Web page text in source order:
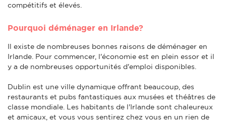
compétitifs et élevés.
Pourquoi déménager en Irlande?
Il existe de nombreuses bonnes raisons de déménager en
Irlande. Pour commencer, l'économie est en plein essor et il
y a de nombreuses opportunités d'emploi disponibles.
Dublin est une ville dynamique offrant beaucoup, des
restaurants et pubs fantastiques aux musées et théâtres de
classe mondiale. Les habitants de l'Irlande sont chaleureux
et amicaux, et vous vous sentirez chez vous en un rien de